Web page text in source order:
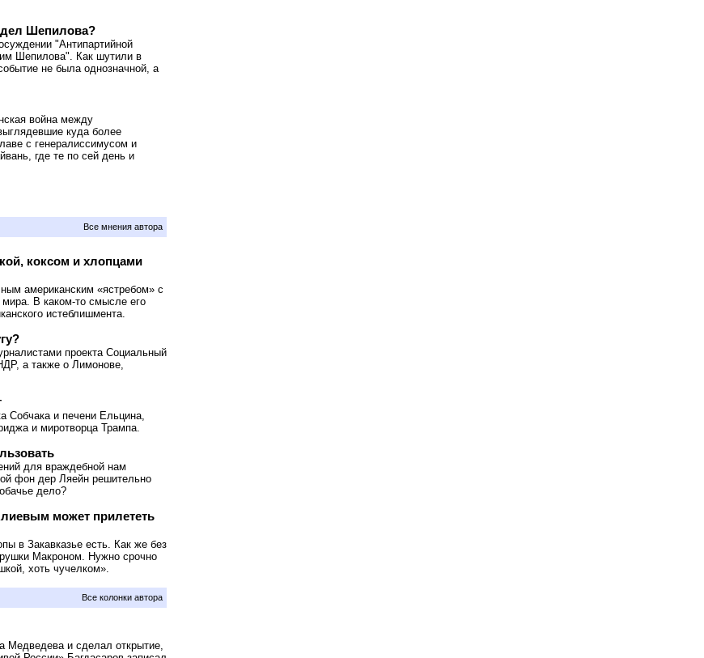
Шепилова?
"Антипартийной
Шепилова". Как шутили в
не была однозначной, а
война между
куда более
с генералиссимусом и
где те по сей день и
Все мнения автора
коксом и хлопцами
американским «ястребом» с
В каком-то смысле его
истеблишмента.
проекта Социальный
а также о Лимонове,
Собчака и печени Ельцина,
и миротворца Трампа.
для враждебной нам
фон дер Ляейн решительно
дело?
может прилететь
в Закавказье есть. Как же без
Макроном. Нужно срочно
хоть чучелком».
Все колонки автора
Медведева и сделал открытие,